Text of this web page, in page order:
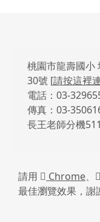
頁尾區域內容
桃園市龍壽國小
30號 [請按這裡
電話：03-
傳真：03-
長王老師分機511
請用 Chrome、
最佳瀏覽效果，謝